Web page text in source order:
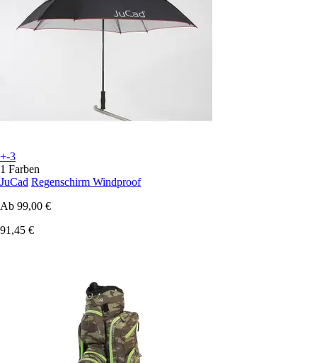
+-3
1 Farben
JuCad Regenschirm Windproof
Ab 99,00 €
91,45 €